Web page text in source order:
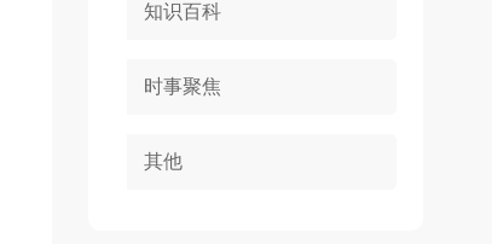
知识百科
时事聚焦
其他